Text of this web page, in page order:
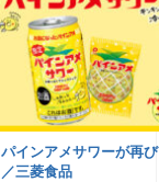
パインアメサワーが再び
／三菱食品